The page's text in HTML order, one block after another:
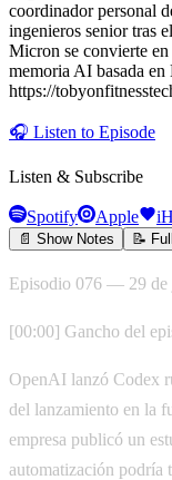
coordinador personal
ingenieros senior tras
Micron se convierte
memoria AI basada
https://
🎧 Listen to Episode
Listen & Subscribe
Spotify Apple
📄 Show Notes 📝
Episodio 076 — 29 de
[00:00] Gancho del
OpenAI lanzó Codex
del lanzamiento en la
empresa publicó un
automatización podría